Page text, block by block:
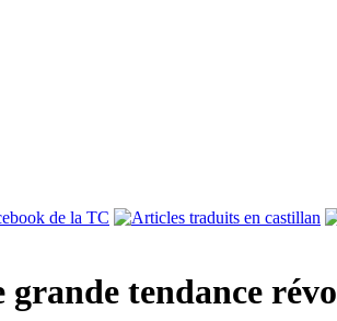
tendance